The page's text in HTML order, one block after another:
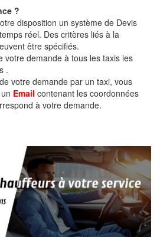
?
disposition un système de Devis
réel. Des critères liés à la
être spécifiés.
votre demande à tous les taxis les
.
votre demande par un taxi, vous
Email contenant les coordonnées
à votre demande.